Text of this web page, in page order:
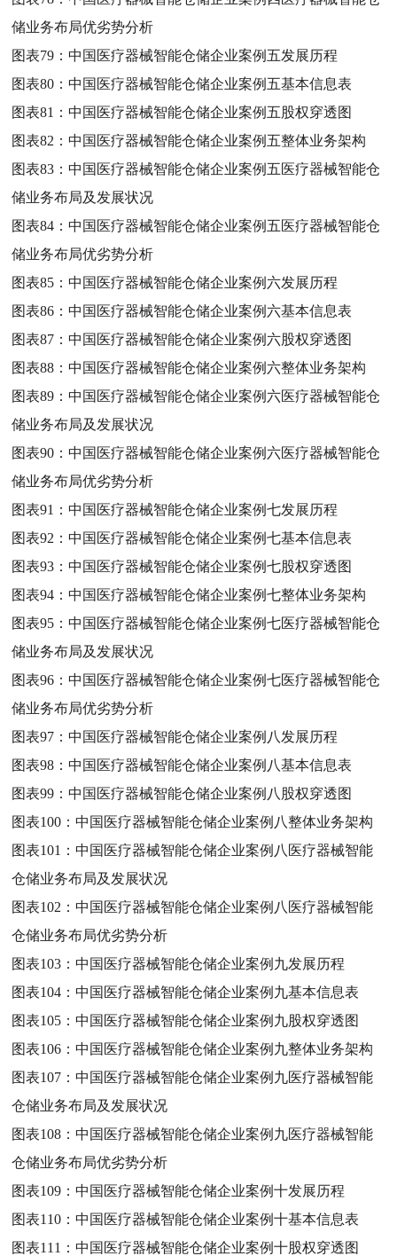
储业务布局优劣势分析
图表79：中国医疗器械智能仓储企业案例五发展历程
图表80：中国医疗器械智能仓储企业案例五基本信息表
图表81：中国医疗器械智能仓储企业案例五股权穿透图
图表82：中国医疗器械智能仓储企业案例五整体业务架构
图表83：中国医疗器械智能仓储企业案例五医疗器械智能仓
储业务布局及发展状况
图表84：中国医疗器械智能仓储企业案例五医疗器械智能仓
储业务布局优劣势分析
图表85：中国医疗器械智能仓储企业案例六发展历程
图表86：中国医疗器械智能仓储企业案例六基本信息表
图表87：中国医疗器械智能仓储企业案例六股权穿透图
图表88：中国医疗器械智能仓储企业案例六整体业务架构
图表89：中国医疗器械智能仓储企业案例六医疗器械智能仓
储业务布局及发展状况
图表90：中国医疗器械智能仓储企业案例六医疗器械智能仓
储业务布局优劣势分析
图表91：中国医疗器械智能仓储企业案例七发展历程
图表92：中国医疗器械智能仓储企业案例七基本信息表
图表93：中国医疗器械智能仓储企业案例七股权穿透图
图表94：中国医疗器械智能仓储企业案例七整体业务架构
图表95：中国医疗器械智能仓储企业案例七医疗器械智能仓
储业务布局及发展状况
图表96：中国医疗器械智能仓储企业案例七医疗器械智能仓
储业务布局优劣势分析
图表97：中国医疗器械智能仓储企业案例八发展历程
图表98：中国医疗器械智能仓储企业案例八基本信息表
图表99：中国医疗器械智能仓储企业案例八股权穿透图
图表100：中国医疗器械智能仓储企业案例八整体业务架构
图表101：中国医疗器械智能仓储企业案例八医疗器械智能
仓储业务布局及发展状况
图表102：中国医疗器械智能仓储企业案例八医疗器械智能
仓储业务布局优劣势分析
图表103：中国医疗器械智能仓储企业案例九发展历程
图表104：中国医疗器械智能仓储企业案例九基本信息表
图表105：中国医疗器械智能仓储企业案例九股权穿透图
图表106：中国医疗器械智能仓储企业案例九整体业务架构
图表107：中国医疗器械智能仓储企业案例九医疗器械智能
仓储业务布局及发展状况
图表108：中国医疗器械智能仓储企业案例九医疗器械智能
仓储业务布局优劣势分析
图表109：中国医疗器械智能仓储企业案例十发展历程
图表110：中国医疗器械智能仓储企业案例十基本信息表
图表111：中国医疗器械智能仓储企业案例十股权穿透图